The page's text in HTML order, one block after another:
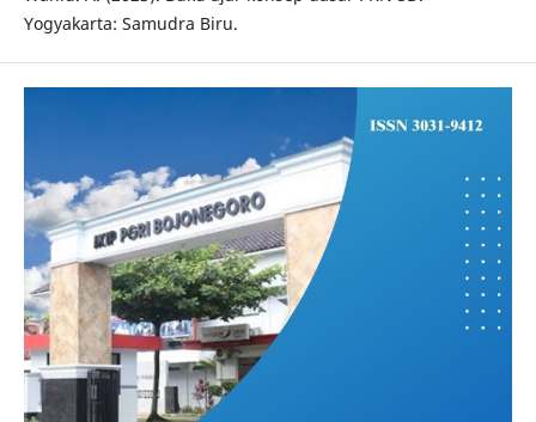
Yogyakarta: Samudra Biru.